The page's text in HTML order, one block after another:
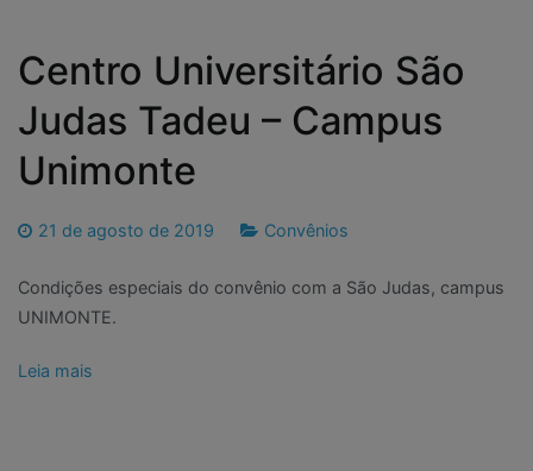
Centro Universitário São
Judas Tadeu – Campus
Unimonte
21 de agosto de 2019 Convênios
Condições especiais do convênio com a São Judas, campus
UNIMONTE.
Leia mais